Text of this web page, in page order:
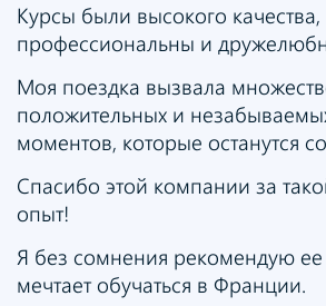
Курсы были высокого качества,
профессиональны и
Моя поездка вызвала
положительных и
моментов, которые останутся
Спасибо этой компании за
опыт!
Я без сомнения рекомендую ее
мечтает обучаться в Франции.